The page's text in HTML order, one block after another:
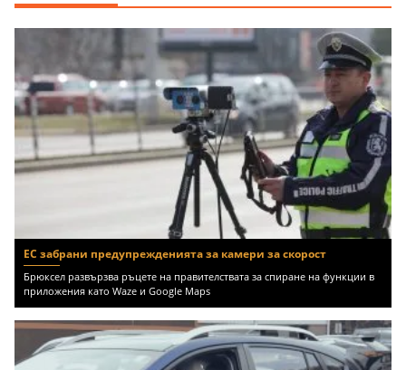
ЕС забрани предупрежденията за камери за скорост
Брюксел развързва ръцете на правителствата за спиране на функции в
приложения като Waze и Google Maps